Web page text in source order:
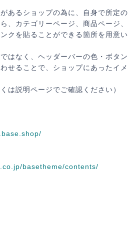
あるショップの為に、自身で所定
、カテゴリーページ、商品ページ
クを貼ることができる箇所を用意い
はなく、ヘッダーバーの色・ボタ
せることで、ショップにあったイ
は説明ページでご確認ください）
basetheme/contents/